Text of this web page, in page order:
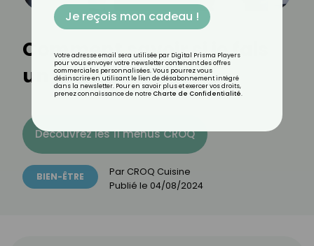
Comment savoir si je fais
un burn-out ?
Découvrez les 11 menus CROQ
BIEN-ÊTRE Par CROQ Cuisine
Publié le 04/08/2024
Je reçois mon cadeau !
Votre adresse email sera utilisée par Digital Prisma Players
pour vous envoyer votre newsletter contenant des offres
commerciales personnalisées. Vous pourrez vous
désinscrire en utilisant le lien de désabonnement intégré
dans la newsletter. Pour en savoir plus et exercer vos droits,
prenez connaissance de notre Charte de Confidentialité.